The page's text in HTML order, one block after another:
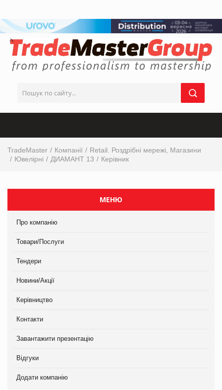
TradeMaster Компанії
Retail. Роздрібні мережі, Магазини
Ювелірні
ДИАМАНТ 13 Керівник
МЕНЮ
Про компанію
Товари/Послуги
Тендери
Новини/Акції
Керівництво
Контакти
Завантажити презентацію
Відгуки
Додати компанію